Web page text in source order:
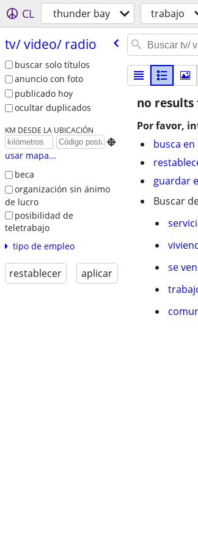
CL thunder bay trabajo
tv/​ video/​ radio
buscar solo títulos
anuncio con foto
publicado hoy
ocultar duplicados
KM DESDE LA UBICACIÓN

usar mapa...
beca
organización sin ánimo
de lucro
posibilidad de
teletrabajo
tipo de empleo
restablecer aplicar
no results
Por favor,
busca
guardar
Buscar
se